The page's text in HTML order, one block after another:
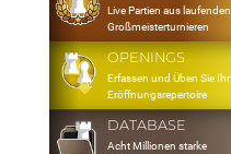
Live Partien aus laufenden
Großmeisterturnieren
OPENINGS
Erfassen und Üben Sie Ihr
Eröffnungsrepertoire
DATABASE
Acht Millionen starke